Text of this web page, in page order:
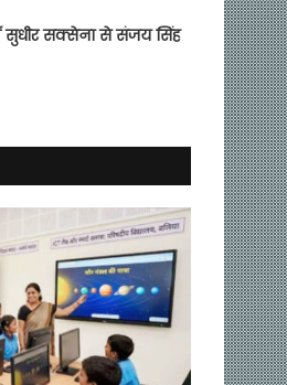
सुधीर सक्सेना से संजय सिंह